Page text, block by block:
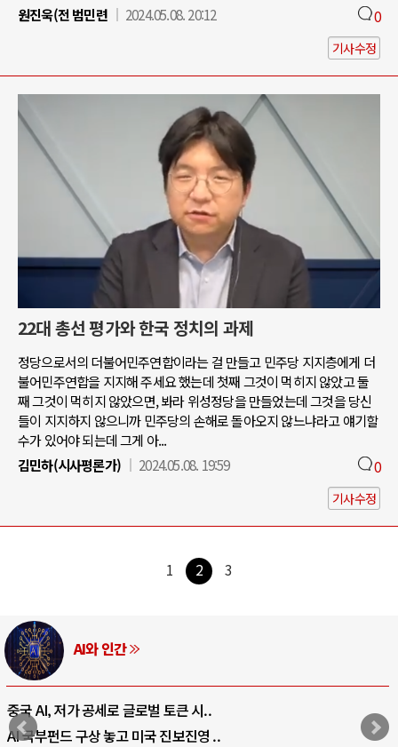
원진욱(전 범민련
2024.05.08. 20:12 0
기사수정
22대 총선 평가와 한국 정치의 과제
정당으로서의 더불어민주연합이라는 걸 만들고 민주당 지지층에게 더
불어민주연합을 지지해 주세요 했는데 첫째 그것이 먹히지 않았고 둘
째 그것이 먹히지 않았으면, 봐라 위성정당을 만들었는데 그것을 당신
들이 지지하지 않으니까 민주당의 손해로 돌아오지 않느냐라고 얘기할
수가 있어야 되는데 그게 아...
김민하(시사평론가)
2024.05.08. 19:59 0
기사수정
1 2 3
AI와 인간
중국 AI, 저가 공세로 글로벌 토큰 시..
AI 국부펀드 구상 놓고 미국 진보진영 ..